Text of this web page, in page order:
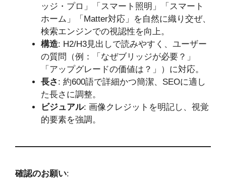
ッジ・プロ」「スマート照明」「スマート
ホーム」「Matter対応」を自然に織り交ぜ、
検索エンジンでの視認性を向上。
構造: H2/H3見出しで読みやすく、ユーザー
の質問（例：「なぜブリッジが必要？」
「アップグレードの価値は？」）に対応。
長さ : 約600語で詳細かつ簡潔、SEOに適し
た長さに調整。
ビジュアル: 画像クレジットを明記し、視覚
的要素を強調。
確認のお願い: